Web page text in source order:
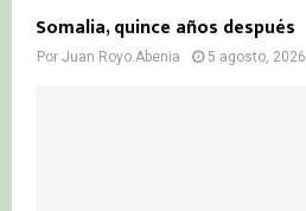
Somalia, quince años después
Por Juan Royo Abenia 5 agosto, 2026